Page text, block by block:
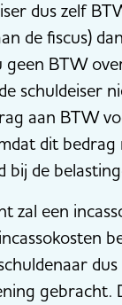
dus zelf
de fiscus)
geen BTW
schuldeiser
aan BTW
dit
bij de
zal een
gebracht.